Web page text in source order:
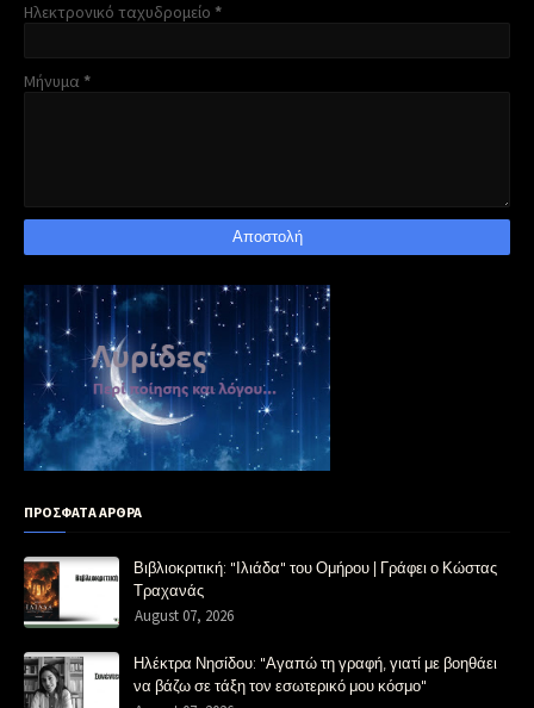
Ηλεκτρονικό ταχυδρομείο *
Μήνυμα *
ΠΡΟΣΦΑΤΑ ΑΡΘΡΑ
Βιβλιοκριτική: "Ιλιάδα" του Ομήρου | Γράφει ο Κώστας
Τραχανάς
August 07, 2026
Ηλέκτρα Νησίδου: "Αγαπώ τη γραφή, γιατί με βοηθάει
να βάζω σε τάξη τον εσωτερικό μου κόσμο"